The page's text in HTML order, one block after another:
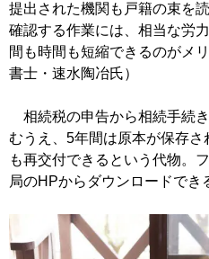
提出された機関も戸籍の束を
確認する作業には、相当な労
間も時間も短縮できるのがメ
書士・速水陶冶氏）
相続税の申告から相続手続
むうえ、5年間は原本が保存さ
も再交付できるという代物。
局のHPからダウンロードでき